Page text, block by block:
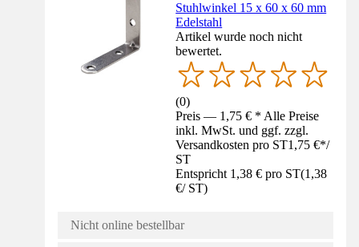
Stuhlwinkel 15 x 60 x 60 mm
Edelstahl
Artikel wurde noch nicht
bewertet.
(0)
Preis — 1,75 € * Alle Preise
inkl. MwSt. und ggf. zzgl.
Versandkosten pro ST1,75 €*/
ST
Entspricht 1,38 € pro ST(1,38
€/ ST)
Nicht online bestellbar